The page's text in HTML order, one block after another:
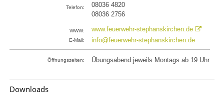
Telefon:
08036 4820
08036 2756
WWW: www.feuerwehr-stephanskirchen.de
E-Mail: info@feuerwehr-stephanskirchen.de
Öffnungszeiten: Übungsabend jeweils Montags ab 19 Uhr
Downloads